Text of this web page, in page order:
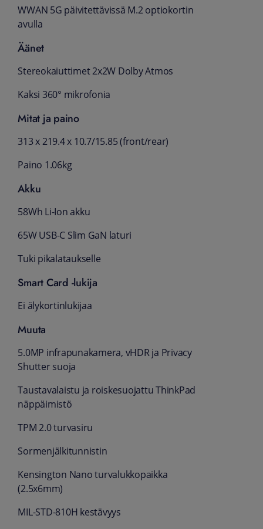
WWAN 5G päivitettävissä M.2 optiokortin
avulla
Äänet
Stereokaiuttimet 2x2W Dolby Atmos
Kaksi 360° mikrofonia
Mitat ja paino
313 x 219.4 x 10.7/15.85 (front/rear)
Paino 1.06kg
Akku
58Wh Li-Ion akku
65W USB-C Slim GaN laturi
Tuki pikalataukselle
Smart Card -lukija
Ei älykortinlukijaa
Muuta
5.0MP infrapunakamera, vHDR ja Privacy
Shutter suoja
Taustavalaistu ja roiskesuojattu ThinkPad
näppäimistö
TPM 2.0 turvasiru
Sormenjälkitunnistin
Kensington Nano turvalukkopaikka
(2.5x6mm)
MIL-STD-810H kestävyys